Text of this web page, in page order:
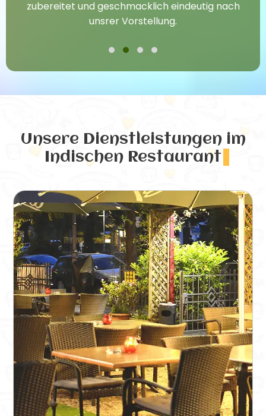
zubereitet und geschmacklich eindeutig nach
unsrer Vorstellung.
Unsere Dienstleistungen im
Indischen Restaurant